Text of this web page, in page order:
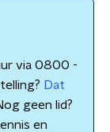
via 0800 -
Dat
geen lid?
en